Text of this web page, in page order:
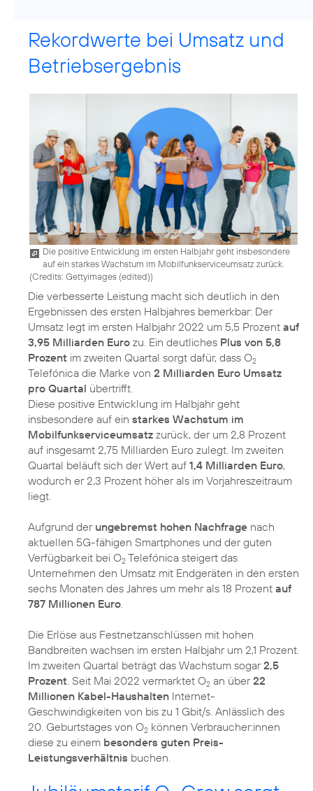
Rekordwerte bei Umsatz und
Betriebsergebnis
Die positive Entwicklung im ersten Halbjahr geht insbesondere
auf ein starkes Wachstum im Mobilfunkserviceumsatz zurück.
(Credits: Gettyimages (edited))
Die verbesserte Leistung macht sich deutlich in den
Ergebnissen des ersten Halbjahres bemerkbar: Der
Umsatz legt im ersten Halbjahr 2022 um 5,5 Prozent auf
3,95 Milliarden Euro zu. Ein deutliches Plus von 5,8
Prozent im zweiten Quartal sorgt dafür, dass O2
Telefónica die Marke von 2 Milliarden Euro Umsatz
pro Quartal übertrifft.
Diese positive Entwicklung im Halbjahr geht
insbesondere auf ein starkes Wachstum im
Mobilfunkserviceumsatz zurück, der um 2,8 Prozent
auf insgesamt 2,75 Milliarden Euro zulegt. Im zweiten
Quartal beläuft sich der Wert auf 1,4 Milliarden Euro,
wodurch er 2,3 Prozent höher als im Vorjahreszeitraum
liegt.
Aufgrund der ungebremst hohen Nachfrage nach
aktuellen 5G-fähigen Smartphones und der guten
Verfügbarkeit bei O2 Telefónica steigert das
Unternehmen den Umsatz mit Endgeräten in den ersten
sechs Monaten des Jahres um mehr als 18 Prozent auf
787 Millionen Euro.
Die Erlöse aus Festnetzanschlüssen mit hohen
Bandbreiten wachsen im ersten Halbjahr um 2,1 Prozent.
Im zweiten Quartal beträgt das Wachstum sogar2,5
Prozent. Seit Mai 2022 vermarktet O2 an über22
Millionen Kabel-Haushalten Internet-
Geschwindigkeiten von bis zu 1 Gbit/s. Anlässlich des
20. Geburtstages von O2 können Verbraucher:innen
diese zu einem besonders guten Preis-
Leistungsverhältnis buchen.